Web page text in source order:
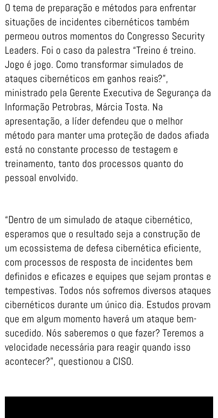
O tema de preparação e métodos para enfrentar
situações de incidentes cibernéticos também
permeou outros momentos do Congresso Security
Leaders. Foi o caso da palestra “Treino é treino.
Jogo é jogo. Como transformar simulados de
ataques cibernéticos em ganhos reais?”,
ministrado pela Gerente Executiva de Segurança da
Informação Petrobras, Márcia Tosta. Na
apresentação, a líder defendeu que o melhor
método para manter uma proteção de dados afiada
está no constante processo de testagem e
treinamento, tanto dos processos quanto do
pessoal envolvido.
“Dentro de um simulado de ataque cibernético,
esperamos que o resultado seja a construção de
um ecossistema de defesa cibernética eficiente,
com processos de resposta de incidentes bem
definidos e eficazes e equipes que sejam prontas e
tempestivas. Todos nós sofremos diversos ataques
cibernéticos durante um único dia. Estudos provam
que em algum momento haverá um ataque bem-
sucedido. Nós saberemos o que fazer? Teremos a
velocidade necessária para reagir quando isso
acontecer?”, questionou a CISO.